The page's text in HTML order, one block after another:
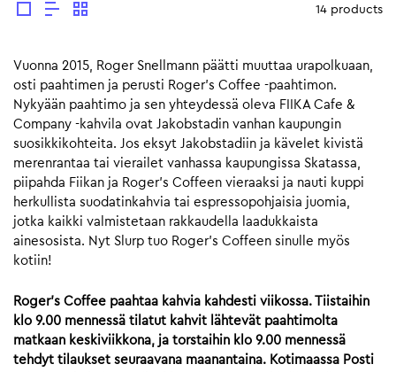
14 products
Vuonna 2015, Roger Snellmann päätti muuttaa urapolkuaan,
osti paahtimen ja perusti Roger’s Coffee -paahtimon.
Nykyään paahtimo ja sen yhteydessä oleva FIIKA Cafe &
Company -kahvila ovat Jakobstadin vanhan kaupungin
suosikkikohteita. Jos eksyt Jakobstadiin ja kävelet kivistä
merenrantaa tai vierailet vanhassa kaupungissa Skatassa,
piipahda Fiikan ja Roger’s Coffeen vieraaksi ja nauti kuppi
herkullista suodatinkahvia tai espressopohjaisia juomia,
jotka kaikki valmistetaan rakkaudella laadukkaista
ainesosista. Nyt Slurp tuo Roger’s Coffeen sinulle myös
kotiin!
Roger’s Coffee paahtaa kahvia kahdesti viikossa. Tiistaihin
klo 9.00 mennessä tilatut kahvit lähtevät paahtimolta
matkaan keskiviikkona, ja torstaihin klo 9.00 mennessä
tehdyt tilaukset seuraavana maanantaina. Kotimaassa Posti